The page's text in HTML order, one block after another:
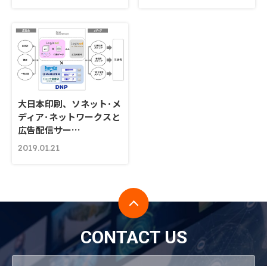
大日本印刷、ソネット･メ
ディア･ネットワークスと
広告配信サー…
2019.01.21
CONTACT US